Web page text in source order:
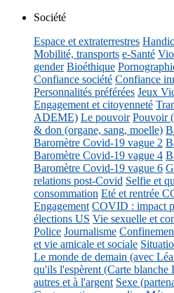
Société
Espace et extraterrestres
Mobilité, transports e-Santé
gender Bioéthique
Confiance société Confiance
Personnalités préférées Jeux
Engagement et citoyenneté
ADEME) Le pouvoir Pouvoir
& don (organe, sang, moelle)
Baromètre Covid-19 vague 2
Baromètre Covid-19 vague 4
Baromètre Covid-19 vague 6
relations post-Covid Selfie et
consommation Eté et rentrée
Engagement COVID : impact
élections US Vie sexuelle et
Police Journalisme
et vie amicale et sociale
Le monde de demain (avec
qu'ils l'espèrent (Carte
autres et à l'argent Sexe